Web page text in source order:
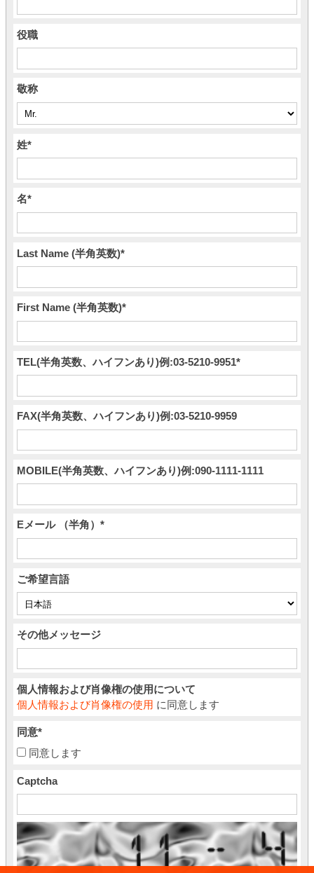
役職
敬称
姓*
名*
Last Name (半角英数)*
First Name (半角英数)*
TEL(半角英数、ハイフンあり)例:03-5210-9951*
FAX(半角英数、ハイフンあり)例:03-5210-9959
MOBILE(半角英数、ハイフンあり)例:090-1111-1111
Eメール （半角） *
ご希望言語
その他メッセージ
個人情報および肖像権の使用について
個人情報および肖像権の使用 に同意します
同意*
同意します
Captcha